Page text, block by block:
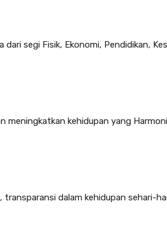
dari segi Fisik, Ekonomi, Pendidikan,
meningkatkan kehidupan yang
transparansi dalam kehidupan sehari-